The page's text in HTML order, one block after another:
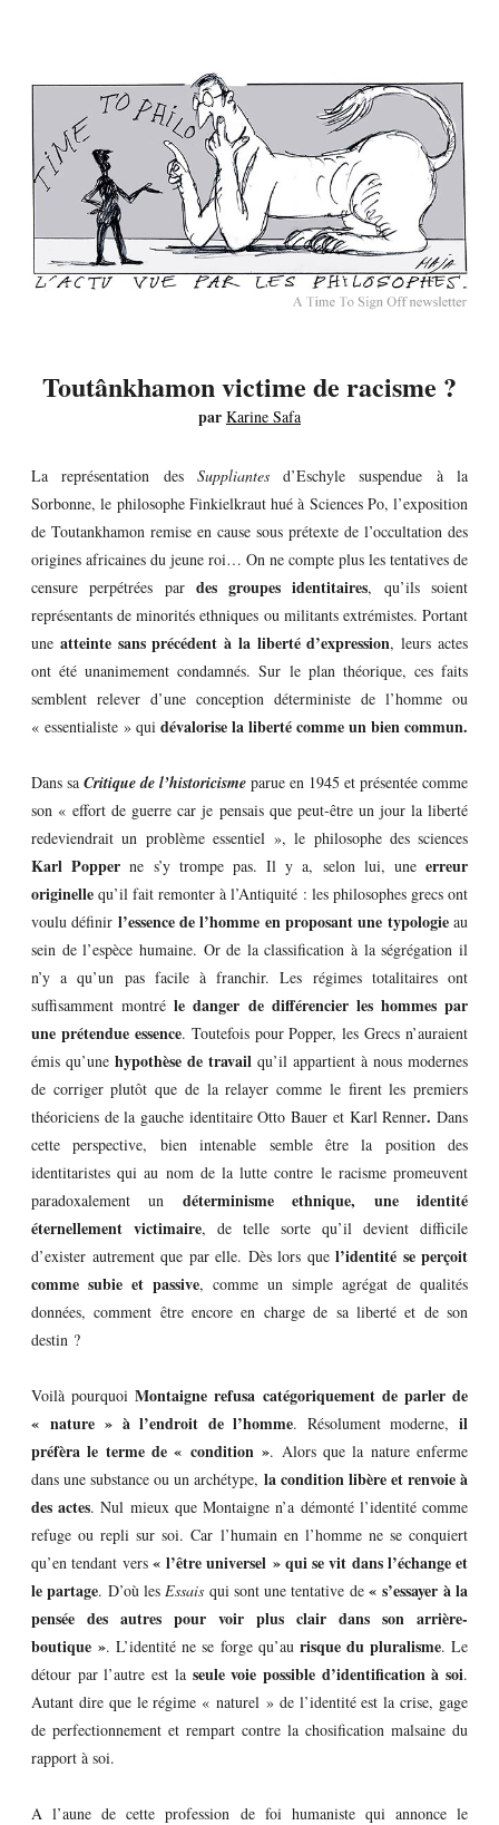
Toutânkhamon victime de racisme ?
par Karine Safa
La représentation des Suppliantesd’Eschyle suspendue à la
Sorbonne, le philosophe Finkielkraut hué à Sciences Po, l’exposition
de Toutankhamon remise en cause sous prétexte de l’occultation des
origines africaines du jeune roi… On ne compte plus les tentatives de
censure perpétrées par des groupes identitaires, qu’ils soient
représentants de minorités ethniques ou militants extrémistes. Portant
une atteinte sans précédent à la liberté d’expression, leurs actes
ont été unanimement condamnés. Sur le plan théorique, ces faits
semblent relever d’une conception déterministe de l’homme ou
« essentialiste » qui dévalorise la liberté comme un bien commun.
Dans sa Critique de l’historicisme parue en 1945 et présentée comme
son « effort de guerre car je pensais que peut-être un jour la liberté
redeviendrait un problème essentiel », le philosophe des sciences
Karl Popper ne s’y trompe pas. Il y a, selon lui, uneerreur
originelle qu’il fait remonter à l’Antiquité : les philosophes grecs ont
voulu définir l’essence de l’homme en proposant une typologieau
sein de l’espèce humaine. Or de la classification à la ségrégation il
n’y a qu’un pas facile à franchir. Les régimes totalitaires ont
suffisamment montréle danger de différencier les hommes par
une prétendue essence. Toutefois pour Popper, les Grecs n’auraient
émis qu’une hypothèse de travail qu’il appartient à nous modernes
de corriger plutôt que de la relayer comme le firent les premiers
théoriciens de la gauche identitaire Otto Bauer et Karl Renner.Dans
cette perspective, bien intenable semble être la position des
identitaristes qui au nom de la lutte contre le racisme promeuvent
paradoxalement un déterminisme ethnique, une identité
éternellement victimaire, de telle sorte qu’il devient difficile
d’exister autrement que par elle. Dès lors que l’identité se perçoit
comme subie et passive, comme un simple agrégat de qualités
données, comment être encore en charge de sa liberté et de son
destin ?
Voilà pourquoiMontaigne refusa catégoriquement de parler de
« nature » à l’endroit de l’homme. Résolument moderne, il
préfèra le terme de « condition ». Alors que la nature enferme
dans une substance ou un archétype, la condition libère et renvoie à
des actes. Nul mieux que Montaigne n’a démonté l’identité comme
refuge ou repli sur soi. Car l’humain en l’homme ne se conquiert
qu’en tendant vers « l’être universel » qui se vit dans l’échange et
le partage. D’où lesEssais qui sont une tentative de« s’essayer à la
pensée des autres pour voir plus clair dans son arrière-
boutique ». L’identité ne se forge qu’au risque du pluralisme. Le
détour par l’autre est la seule voie possible d’identification à soi.
Autant dire que le régime « naturel » de l’identité est la crise, gage
de perfectionnement et rempart contre la chosification malsaine du
rapport à soi.
A l’aune de cette profession de foi humaniste qui annonce le